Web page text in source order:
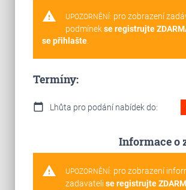
warning UPOZORNĚNÍ: pro zobrazení
podmínekse registrujte
se přihlašte.
Termíny:
calendar_today Lhůta pro podání nabídek do:
Informace o
warning UPOZORNĚNÍ: pro zobrazení
zadavateli se registrujte